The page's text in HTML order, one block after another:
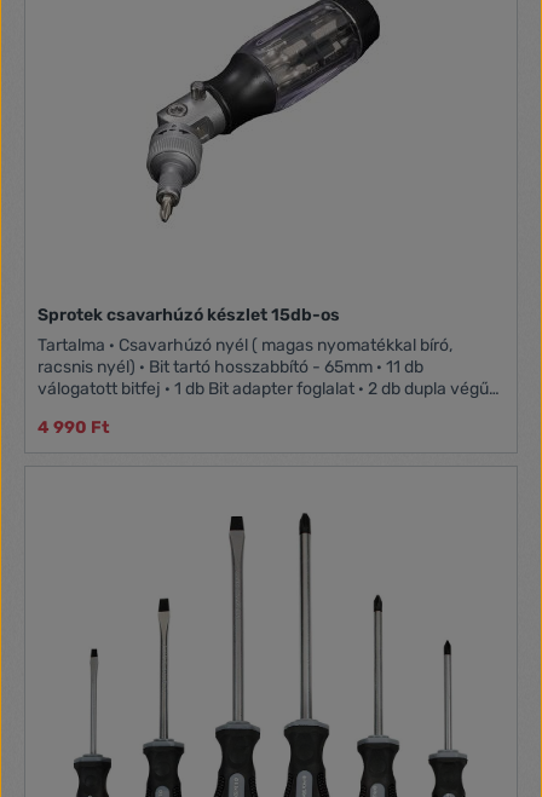
Sprotek csavarhúzó készlet 15db-os
Tartalma · Csavarhúzó nyél ( magas nyomatékkal bíró,
racsnis nyél) · Bit tartó hosszabbító - 65mm · 11 db
válogatott bitfej · 1 db Bit adapter foglalat · 2 db dupla végű
4 990 Ft